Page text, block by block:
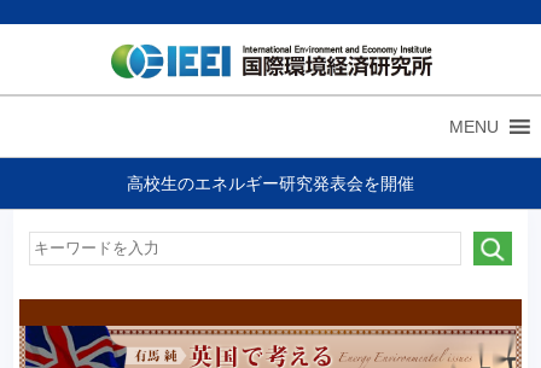
MENU
高校生のエネルギー研究発表会を開催